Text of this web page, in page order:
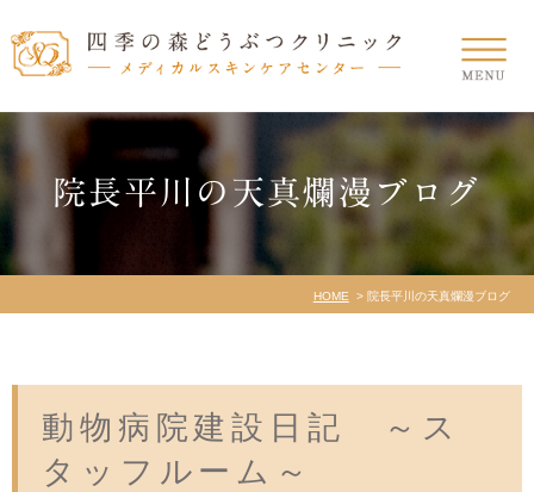
院長平川の天真爛漫ブログ
HOME 院長平川の天真爛漫ブログ
動物病院建設日記 ～ス
タッフルーム～